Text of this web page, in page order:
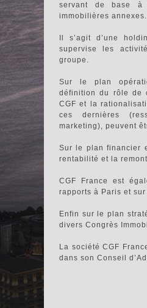
servant de base à
immobilières annexes.
Il s’agit d’une
supervise les
groupe.
Sur le plan
définition du rôle de
CGF et la
ces dernières
marketing), peuvent
Sur le plan financier
rentabilité et la
CGF France est
rapports à Paris et
Enfin sur le plan
divers Congrès
La société CGF
dans son Conseil